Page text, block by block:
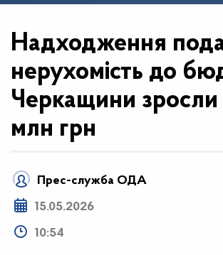
Надходження
нерухомість до
Черкащини зросли
млн грн
Прес-служба ОДА
15.05.2026
10:54